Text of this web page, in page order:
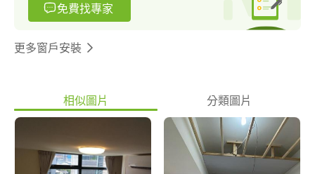
免費找專家
更多窗戶安裝
相似圖片 分類圖片